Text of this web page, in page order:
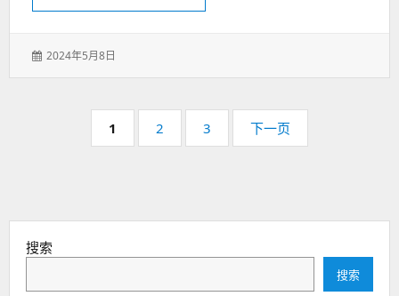
发
2024年5月8日
页
码：
1
页
码：
2
页
码：
3 下一页
搜索
搜索